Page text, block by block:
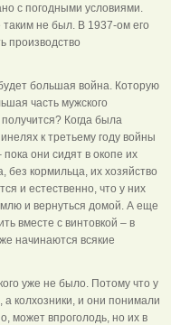
с погодными условиями.
не был. В 1937-ом его
производство
большая война. Которую
часть мужского
Когда была
к третьему году войны
они сидят в окопе их
без кормильца, их хозяйство
и естественно, что у них
и вернуться домой. А еще
вместе с винтовкой – в
начинаются всякие
уже не было. Потому что у
колхозники, и они понимали
может впроголодь, но их в